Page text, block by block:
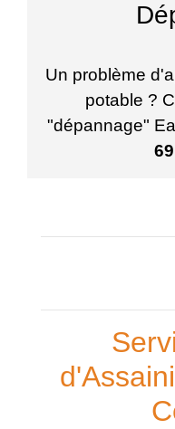
Un problème
potable ?
"dépannage"